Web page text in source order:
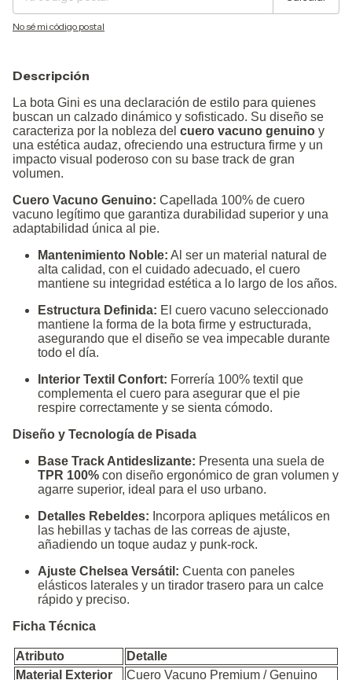
No sé mi código postal
Descripción
La bota Gini es una declaración de estilo para quienes
buscan un calzado dinámico y sofisticado. Su diseño se
caracteriza por la nobleza del cuero vacuno genuino y
una estética audaz, ofreciendo una estructura firme y un
impacto visual poderoso con su base track de gran
volumen.
Cuero Vacuno Genuino: Capellada 100% de cuero
vacuno legítimo que garantiza durabilidad superior y una
adaptabilidad única al pie.
Mantenimiento Noble: Al ser un material natural de
alta calidad, con el cuidado adecuado, el cuero
mantiene su integridad estética a lo largo de los años.
Estructura Definida: El cuero vacuno seleccionado
mantiene la forma de la bota firme y estructurada,
asegurando que el diseño se vea impecable durante
todo el día.
Interior Textil Confort: Forrería 100% textil que
complementa el cuero para asegurar que el pie
respire correctamente y se sienta cómodo.
Diseño y Tecnología de Pisada
Base Track Antideslizante: Presenta una suela de
TPR 100% con diseño ergonómico de gran volumen y
agarre superior, ideal para el uso urbano.
Detalles Rebeldes: Incorpora apliques metálicos en
las hebillas y tachas de las correas de ajuste,
añadiendo un toque audaz y punk-rock.
Ajuste Chelsea Versátil: Cuenta con paneles
elásticos laterales y un tirador trasero para un calce
rápido y preciso.
Ficha Técnica
Atributo
Detalle
Material Exterior
Cuero Vacuno Premium / Genuino